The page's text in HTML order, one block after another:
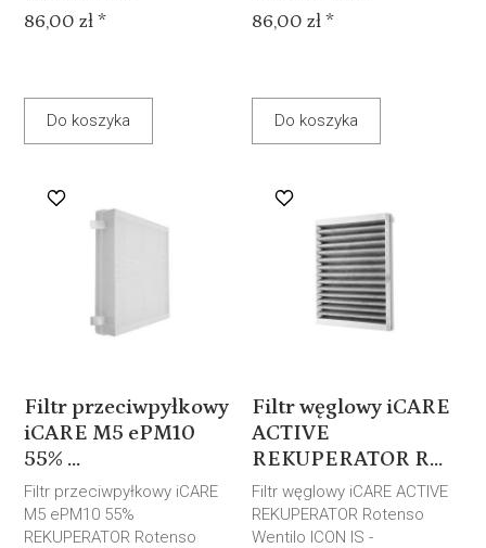
86,00 zł *
Do koszyka
86,00 zł *
Do koszyka
Filtr przeciwpyłkowy
iCARE M5 ePM10
55% ...
Filtr przeciwpyłkowy iCARE
M5 ePM10 55%
REKUPERATOR Rotenso
Filtr węglowy iCARE
ACTIVE
REKUPERATOR R...
Filtr węglowy iCARE ACTIVE
REKUPERATOR Rotenso
Wentilo ICON IS -